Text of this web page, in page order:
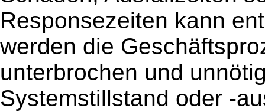
Responsezeiten kann
werden die
unterbrochen und
Systemstillstand oder -